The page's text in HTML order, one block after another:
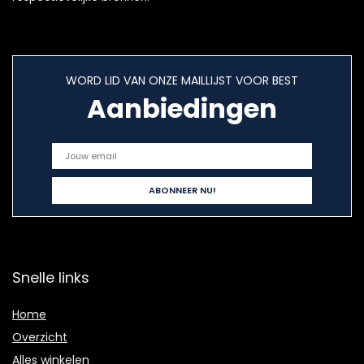
WORD LID VAN ONZE MAILLIJST VOOR BEST
Aanbiedingen
Snelle links
Home
Overzicht
Alles winkelen